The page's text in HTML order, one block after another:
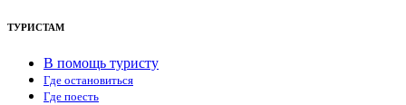
ТУРИСТАМ
В помощь туристу
Где остановиться
Где поесть